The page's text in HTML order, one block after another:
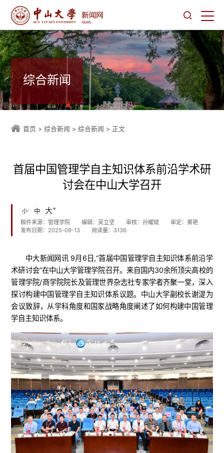
综合新闻
首页 >综合新闻 >综合新闻 > 正文
首届中国管理学自主知识体系前沿学术研
讨会在中山大学召开
小- 中 大+
稿件来源：管理学院
编辑：吴立坚 审核：孙耀斌
审定：黄艳
发布日期：2025-09-13
阅读量： 3136
中大新闻网讯 9月6日,“首届中国管理学自主知识体系前沿学
术研讨会”在中山大学管理学院召开。来自国内30余所顶尖高校的
管理学院/商学院院长及管理世界杂志社专家学者齐聚一堂，深入
探讨构建中国管理学自主知识体系议题。中山大学副校长谢湜为
会议致辞，从学科角度和国家战略角度阐述了如何构建中国管理
学自主知识体系。